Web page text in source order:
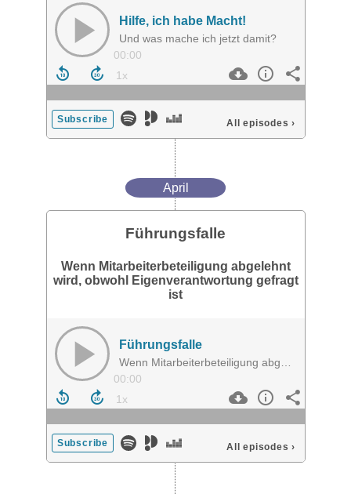
Hilfe, ich habe Macht!
Und was mache ich jetzt damit?
00:00
Subscribe All episodes ›
April
Führungsfalle
Wenn Mitarbeiterbeteiligung abgelehnt
wird, obwohl Eigenverantwortung gefragt
ist
Führungsfalle
00:00
Subscribe All episodes ›